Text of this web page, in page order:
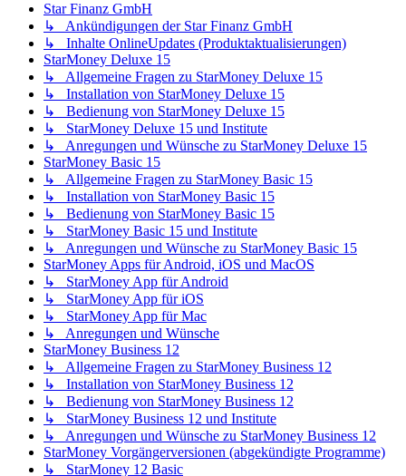
Star Finanz GmbH
↳ Ankündigungen der Star Finanz GmbH
↳ Inhalte OnlineUpdates (Produktaktualisierungen)
StarMoney Deluxe 15
↳ Allgemeine Fragen zu StarMoney Deluxe 15
↳ Installation von StarMoney Deluxe 15
↳ Bedienung von StarMoney Deluxe 15
↳ StarMoney Deluxe 15 und Institute
↳ Anregungen und Wünsche zu StarMoney Deluxe 15
StarMoney Basic 15
↳ Allgemeine Fragen zu StarMoney Basic 15
↳ Installation von StarMoney Basic 15
↳ Bedienung von StarMoney Basic 15
↳ StarMoney Basic 15 und Institute
↳ Anregungen und Wünsche zu StarMoney Basic 15
StarMoney Apps für Android, iOS und MacOS
↳ StarMoney App für Android
↳ StarMoney App für iOS
↳ StarMoney App für Mac
↳ Anregungen und Wünsche
StarMoney Business 12
↳ Allgemeine Fragen zu StarMoney Business 12
↳ Installation von StarMoney Business 12
↳ Bedienung von StarMoney Business 12
↳ StarMoney Business 12 und Institute
↳ Anregungen und Wünsche zu StarMoney Business 12
StarMoney Vorgängerversionen (abgekündigte Programme)
↳ StarMoney 12 Basic